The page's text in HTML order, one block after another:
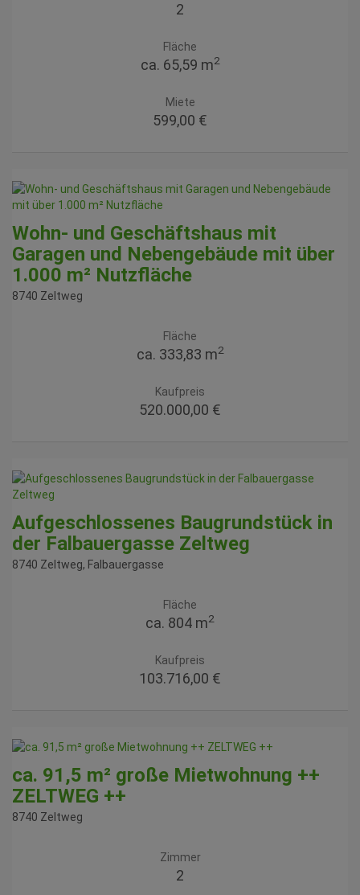
2
Fläche
ca. 65,59 m2
Miete
599,00 €
Wohn- und Geschäftshaus mit
Garagen und Nebengebäude mit über
1.000 m² Nutzfläche
8740 Zeltweg
Fläche
ca. 333,83 m2
Kaufpreis
520.000,00 €
Aufgeschlossenes Baugrundstück in
der Falbauergasse Zeltweg
8740 Zeltweg, Falbauergasse
Fläche
ca. 804 m2
Kaufpreis
103.716,00 €
ca. 91,5 m² große Mietwohnung ++
ZELTWEG ++
8740 Zeltweg
Zimmer
2